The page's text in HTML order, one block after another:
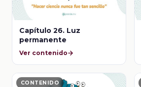
Capítulo 26. Luz
permanente
Ver contenido
CONTENIDO